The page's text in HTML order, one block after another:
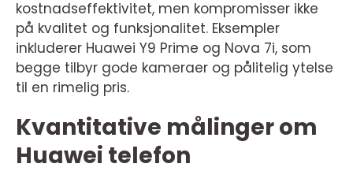
kostnadseffektivitet, men kompromisser ikke
på kvalitet og funksjonalitet. Eksempler
inkluderer Huawei Y9 Prime og Nova 7i, som
begge tilbyr gode kameraer og pålitelig ytelse
til en rimelig pris.
Kvantitative målinger om
Huawei telefon